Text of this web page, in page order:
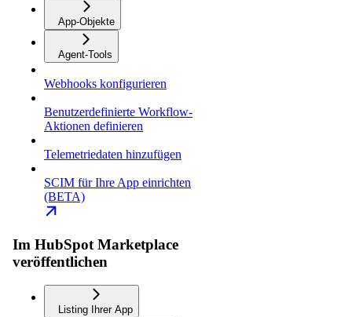
App-Objekte
Agent-Tools
Webhooks konfigurieren
Benutzerdefinierte Workflow-
Aktionen definieren
Telemetriedaten hinzufügen
SCIM für Ihre App einrichten
(BETA)
Im HubSpot Marketplace
veröffentlichen
Listing Ihrer App